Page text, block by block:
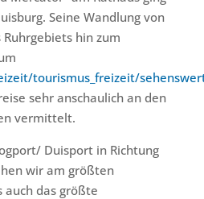
Seine Wandlung von
hin zum
tourismus_freizeit/
sehr anschaulich an den
vermittelt.
Duisport in Richtung
wir am größten
auch das größte